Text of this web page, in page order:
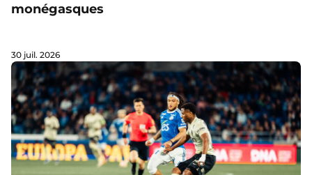
monégasques
30 juil. 2026